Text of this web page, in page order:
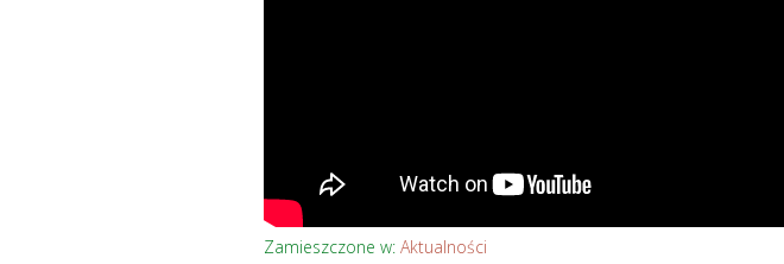
Zamieszczone w: Aktualności